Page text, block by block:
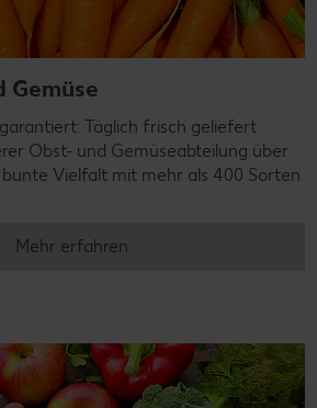
Gemüse
Täglich frisch geliefert
Obst- und Gemüseabteilung über
Vielfalt mit mehr als 400 Sorten
Mehr erfahren